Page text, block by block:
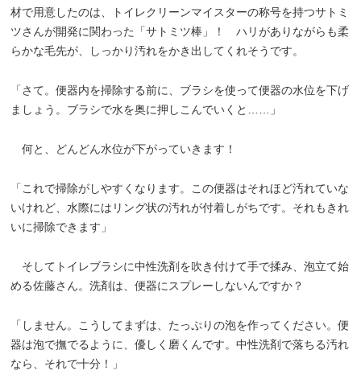
材で用意したのは、トイレクリーンマイスターの称号を持つサトミ
ツさんが開発に関わった「サトミツ棒」！ ハリがありながらも柔
らかな毛先が、しっかり汚れをかき出してくれそうです。
「さて。便器内を掃除する前に、ブラシを使って便器の水位を下げ
ましょう。ブラシで水を奥に押しこんでいくと……」
何と、どんどん水位が下がっていきます！
「これで掃除がしやすくなります。この便器はそれほど汚れていな
いけれど、水際にはリング状の汚れが付着しがちです。それもきれ
いに掃除できます」
そしてトイレブラシに中性洗剤を吹き付けて手で揉み、泡立て始
める佐藤さん。洗剤は、便器にスプレーしないんですか？
「しません。こうしてまずは、たっぷりの泡を作ってください。便
器は泡で撫でるように、優しく磨くんです。中性洗剤で落ちる汚れ
なら、それで十分！」